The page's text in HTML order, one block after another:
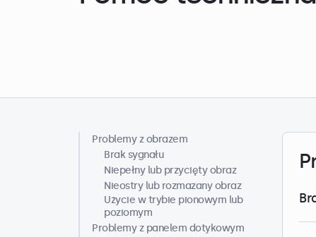
Centrum Pomocy
Problemy z obrazem
Brak sygnału
Niepełny lub przycięty obraz
Nieostry lub rozmazany obraz
Użycie w trybie pionowym lub
poziomym
Problemy z panelem dotykowym